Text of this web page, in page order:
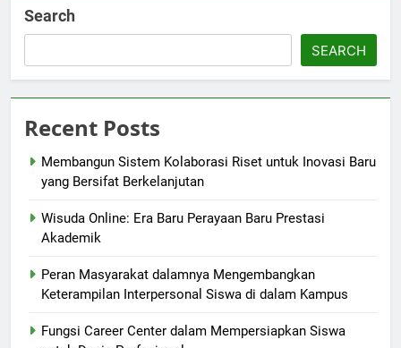
Search
SEARCH
Recent Posts
Membangun Sistem Kolaborasi Riset untuk Inovasi Baru
yang Bersifat Berkelanjutan
Wisuda Online: Era Baru Perayaan Baru Prestasi
Akademik
Peran Masyarakat dalamnya Mengembangkan
Keterampilan Interpersonal Siswa di dalam Kampus
Fungsi Career Center dalam Mempersiapkan Siswa